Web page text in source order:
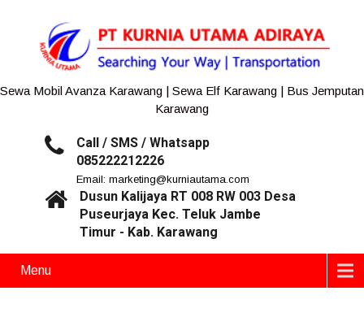
Sewa Mobil Avanza Karawang | Sewa Elf Karawang | Bus Jemputan
Karawang
Call / SMS / Whatsapp
085222212226
Email: marketing@kurniautama.com
Dusun Kalijaya RT 008 RW 003 Desa
Puseurjaya Kec. Teluk Jambe
Timur - Kab. Karawang
Menu